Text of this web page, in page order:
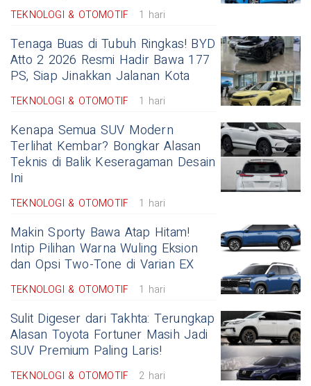
TEKNOLOGI & OTOMOTIF 1 hari
Tenaga Buas di Tubuh Ringkas! BYD
Atto 2 2026 Resmi Hadir Bawa 177
PS, Siap Jinakkan Jalanan Kota
TEKNOLOGI & OTOMOTIF 1 hari
Kenapa Semua SUV Modern
Terlihat Kembar? Bongkar Alasan
Teknis di Balik Keseragaman Desain
Ini
TEKNOLOGI & OTOMOTIF 1 hari
Makin Sporty Bawa Atap Hitam!
Intip Pilihan Warna Wuling Eksion
dan Opsi Two-Tone di Varian EX
TEKNOLOGI & OTOMOTIF 1 hari
Sulit Digeser dari Takhta: Terungkap
Alasan Toyota Fortuner Masih Jadi
SUV Premium Paling Laris!
TEKNOLOGI & OTOMOTIF 2 hari